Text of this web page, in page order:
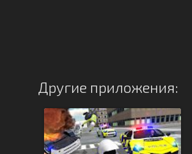
Другие приложения: